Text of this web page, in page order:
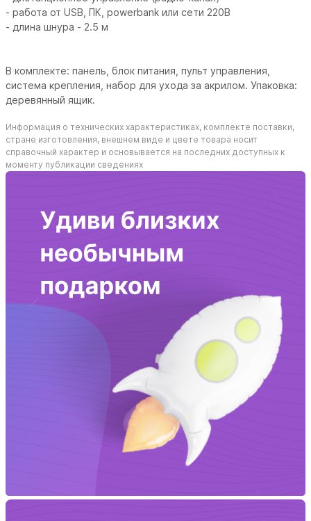
- работа от USB, ПК, powerbank или сети 220В
- длина шнура - 2.5 м
В комплекте: панель, блок питания, пульт управления,
система крепления, набор для ухода за акрилом. Упаковка:
деревянный ящик.
Информация о технических характеристиках, комплекте поставки,
стране изготовления, внешнем виде и цвете товара носит
справочный характер и основывается на последних доступных к
моменту публикации сведениях